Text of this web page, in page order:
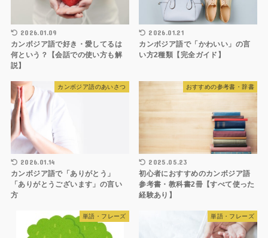
2026.01.09
カンボジア語で好き・愛してるは
何という？【会話での使い方も解
説】
2026.01.21
カンボジア語で「かわいい」の言
い方2種類【完全ガイド】
カンボジア語のあいさつ
2026.01.14
カンボジア語で「ありがとう」
「ありがとうございます」の言い
方
おすすめの参考書・辞書
2025.05.23
初心者におすすめのカンボジア語
参考書・教科書2冊【すべて使った
経験あり】
単語・フレーズ 単語・フレーズ